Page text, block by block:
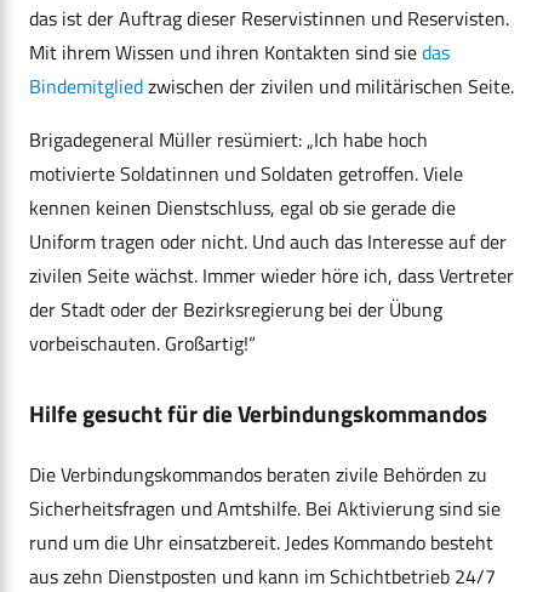
das ist der Auftrag dieser Reservistinnen und Reservisten.
Mit ihrem Wissen und ihren Kontakten sind siedas
Bindemitgliedzwischen der zivilen und militärischen Seite.
Brigadegeneral Müller resümiert: „Ich habe hoch
motivierte Soldatinnen und Soldaten getroffen. Viele
kennen keinen Dienstschluss, egal ob sie gerade die
Uniform tragen oder nicht. Und auch das Interesse auf der
zivilen Seite wächst. Immer wieder höre ich, dass Vertreter
der Stadt oder der Bezirksregierung bei der Übung
vorbeischauten. Großartig!“
Hilfe gesucht für die Verbindungskommandos
Die Verbindungskommandos beraten zivile Behörden zu
Sicherheitsfragen und Amtshilfe. Bei Aktivierung sind sie
rund um die Uhr einsatzbereit. Jedes Kommando besteht
aus zehn Dienstposten und kann im Schichtbetrieb 24/7